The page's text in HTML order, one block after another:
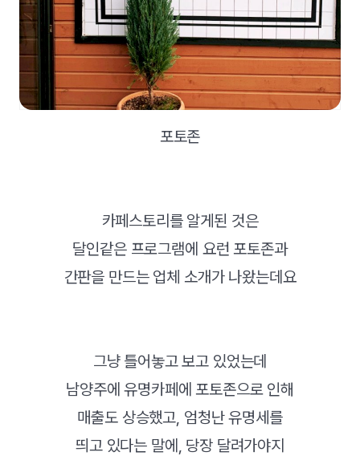
포토존
카페스토리를 알게된 것은
달인같은 프로그램에 요런 포토존과
간판을 만드는 업체 소개가 나왔는데요
그냥 틀어놓고 보고 있었는데
남양주에 유명카페에 포토존으로 인해
매출도 상승했고, 엄청난 유명세를
띄고 있다는 말에, 당장 달려가야지